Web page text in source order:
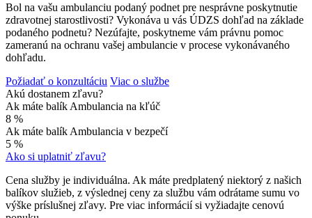
Bol na vašu ambulanciu podaný podnet pre nesprávne poskytnutie
zdravotnej starostlivosti? Vykonáva u vás ÚDZS dohľad na základe
podaného podnetu? Nezúfajte, poskytneme vám právnu pomoc
zameranú na ochranu vašej ambulancie v procese vykonávaného
dohľadu.
Požiadať o konzultáciu Viac o službe
Akú dostanem zľavu?
Ak máte balík Ambulancia na kľúč
8 %
Ak máte balík Ambulancia v bezpečí
5 %
Ako si uplatniť zľavu?
Cena služby je individuálna. Ak máte predplatený niektorý z našich
balíkov služieb, z výslednej ceny za službu vám odrátame sumu vo
výške príslušnej zľavy. Pre viac informácií si vyžiadajte cenovú